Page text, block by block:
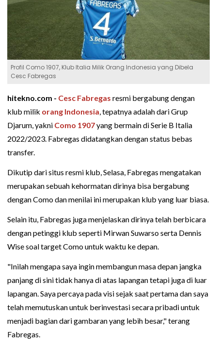
Profil Como 1907, Klub Italia Milik Orang Indonesia yang Dibela
Cesc Fabregas
hitekno.com - Cesc Fabregas resmi bergabung dengan
klub milik orang Indonesia, tepatnya adalah dari Grup
Djarum, yakni Como 1907yang bermain di Serie B Italia
2022/2023. Fabregas didatangkan dengan status bebas
transfer.
Dikutip dari situs resmi klub, Selasa, Fabregas mengatakan
merupakan sebuah kehormatan dirinya bisa bergabung
dengan Como dan menilai ini merupakan klub yang luar biasa.
Selain itu, Fabregas juga menjelaskan dirinya telah berbicara
dengan petinggi klub seperti Mirwan Suwarso serta Dennis
Wise soal target Como untuk waktu ke depan.
"Inilah mengapa saya ingin membangun masa depan jangka
panjang di sini tidak hanya di atas lapangan tetapi juga di luar
lapangan. Saya percaya pada visi sejak saat pertama dan saya
telah memutuskan untuk berinvestasi secara pribadi untuk
menjadi bagian dari gambaran yang lebih besar," terang
Fabregas.